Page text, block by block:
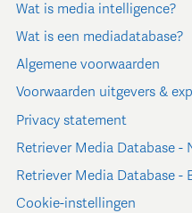
Wat is media intelligence?
Wat is een mediadatabase?
Algemene voorwaarden
Voorwaarden uitgevers &
Privacy statement
Retriever Media Database -
Retriever Media Database -
Cookie-instellingen